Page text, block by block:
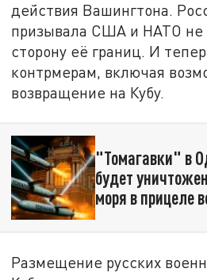
действия Вашингтона.
призывала США и НАТО не
сторону её границ. И
контрмерам, включая
возвращение на Кубу.
"Томагавки" в
будет
моря в прицеле
Размещение русских